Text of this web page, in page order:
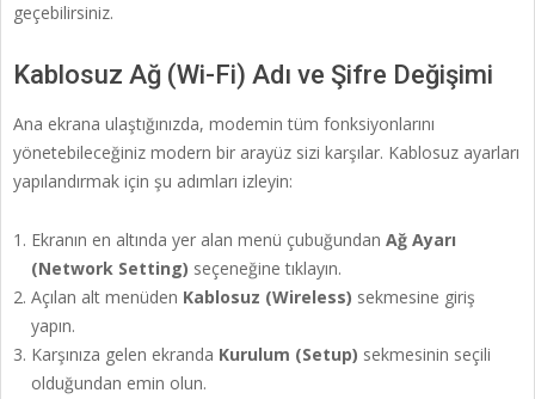
geçebilirsiniz.
Kablosuz Ağ (Wi-Fi) Adı ve Şifre Değişimi
Ana ekrana ulaştığınızda, modemin tüm fonksiyonlarını
yönetebileceğiniz modern bir arayüz sizi karşılar. Kablosuz ayarları
yapılandırmak için şu adımları izleyin:
Ekranın en altında yer alan menü çubuğundan Ağ Ayarı
(Network Setting) seçeneğine tıklayın.
Açılan alt menüden Kablosuz (Wireless) sekmesine giriş
yapın.
Karşınıza gelen ekranda Kurulum (Setup) sekmesinin seçili
olduğundan emin olun.